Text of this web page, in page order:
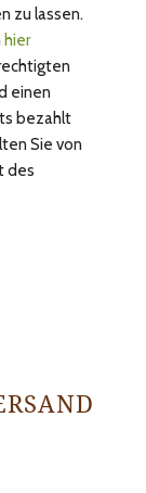
zu lassen.
hier
einen
bezahlt
Sie von
des